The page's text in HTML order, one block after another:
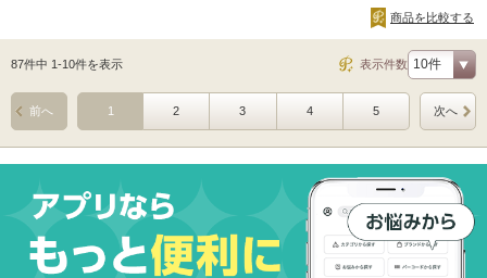
商品を比較する
87件中 1-10件を表示 表示件数
1 2 3 4 5
前へ 次へ